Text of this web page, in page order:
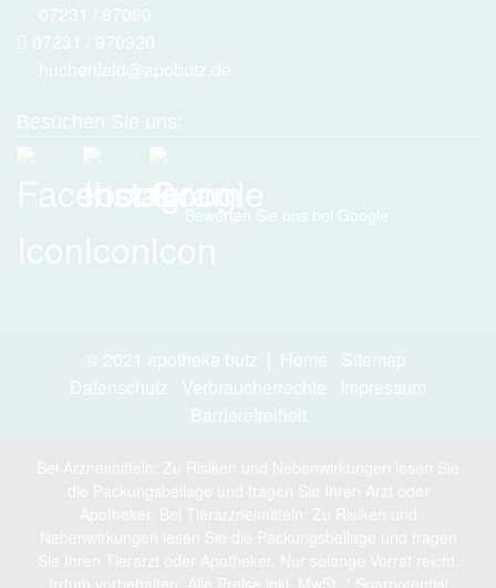
07231 / 97090
07231 / 970920
huchenfeld@apobutz.de
Besuchen Sie uns:
Bewerten Sie uns bei Google
© 2021 apotheke butz | Home
Sitemap
Datenschutz
Verbraucherrechte
Impressum
Barrierefreiheit